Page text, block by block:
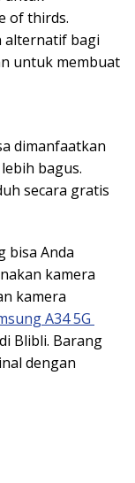
of thirds.
alternatif bagi
untuk membuat
dimanfaatkan
bagus.
secara gratis
bisa Anda
kamera
kamera
A34 5G
Blibli. Barang
dengan